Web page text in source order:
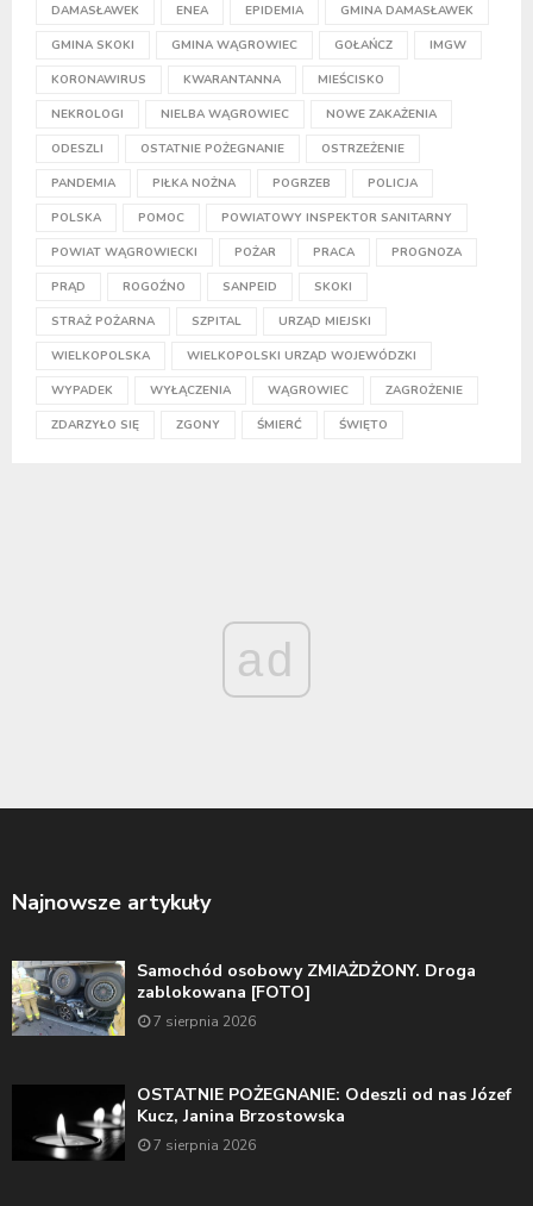
DAMASŁAWEK ENEA EPIDEMIA GMINA DAMASŁAWEK
GMINA SKOKI GMINA WĄGROWIEC GOŁAŃCZ IMGW
KORONAWIRUS KWARANTANNA MIEŚCISKO
NEKROLOGI NIELBA WĄGROWIEC NOWE ZAKAŻENIA
ODESZLI OSTATNIE POŻEGNANIE OSTRZEŻENIE
PANDEMIA PIŁKA NOŻNA POGRZEB POLICJA
POLSKA POMOC POWIATOWY INSPEKTOR SANITARNY
POWIAT WĄGROWIECKI POŻAR PRACA PROGNOZA
PRĄD ROGOŹNO SANPEID SKOKI
STRAŻ POŻARNA SZPITAL URZĄD MIEJSKI
WIELKOPOLSKA WIELKOPOLSKI URZĄD WOJEWÓDZKI
WYPADEK WYŁĄCZENIA WĄGROWIEC ZAGROŻENIE
ZDARZYŁO SIĘ ZGONY ŚMIERĆ ŚWIĘTO
ad
Najnowsze artykuły
Samochód osobowy ZMIAŻDŻONY. Droga
zablokowana [FOTO]
7 sierpnia 2026
OSTATNIE POŻEGNANIE: Odeszli od nas Józef
Kucz, Janina Brzostowska
7 sierpnia 2026